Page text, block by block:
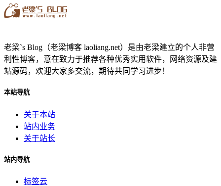
老梁`s Blog（老梁博客 laoliang.net）是由老梁建立的个人非营
利性博客，意在致力于推荐各种优秀实用软件，网络资源及建
站源码，欢迎大家多交流，期待共同学习进步！
本站导航
关于本站
站内业务
关于站长
站内导航
标签云